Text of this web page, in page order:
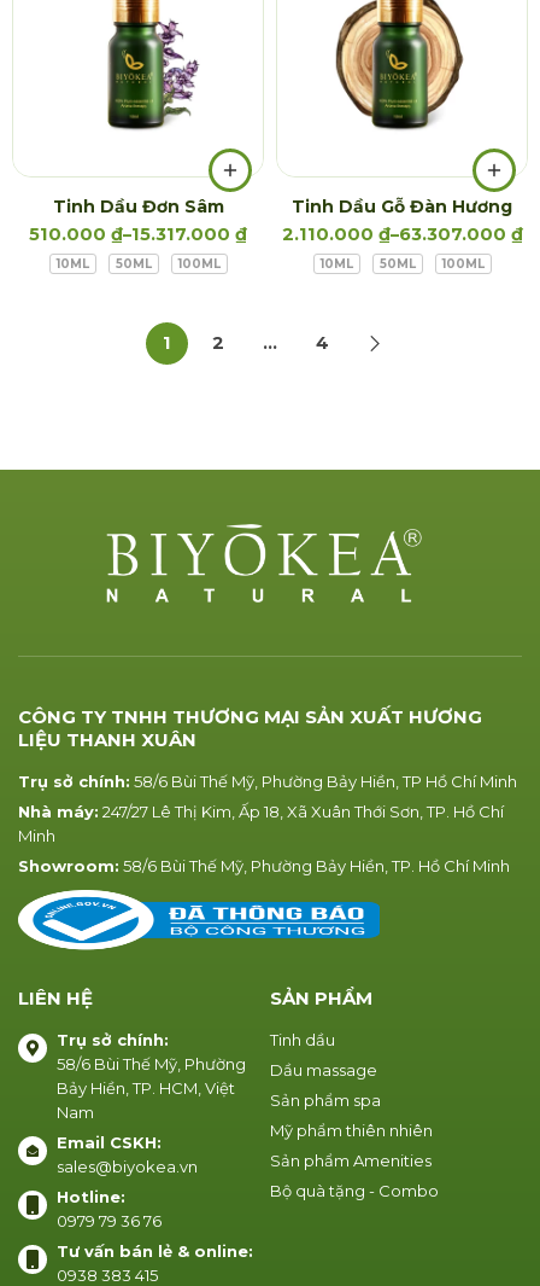
Tinh Dầu Đơn Sâm
510.000 ₫–15.317.000 ₫
10ML 50ML 100ML
Tinh Dầu Gỗ Đàn Hương
2.110.000 ₫–63.307.000 ₫
10ML 50ML 100ML
1 2 … 4
CÔNG TY TNHH THƯƠNG MẠI SẢN XUẤT HƯƠNG
LIỆU THANH XUÂN
Trụ sở chính: 58/6 Bùi Thế Mỹ, Phường Bảy Hiền, TP Hồ Chí Minh
Nhà máy: 247/27 Lê Thị Kim, Ấp 18, Xã Xuân Thới Sơn, TP. Hồ Chí
Minh
Showroom: 58/6 Bùi Thế Mỹ, Phường Bảy Hiền, TP. Hồ Chí Minh
SẢN PHẨM
Tinh dầu
Dầu massage
Sản phẩm spa
Mỹ phẩm thiên nhiên
Sản phẩm Amenities
Bộ quà tặng - Combo
LIÊN HỆ
Trụ sở chính:
58/6 Bùi Thế Mỹ, Phường
Bảy Hiền, TP. HCM, Việt
Nam
Email CSKH:
sales@biyokea.vn
Hotline:
0979 79 36 76
Tư vấn bán lẻ & online:
0938 383 415